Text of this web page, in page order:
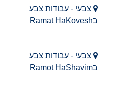
צבעי - עבודות צבע
בRamat HaKovesh
צבעי - עבודות צבע
בRamot HaShavim